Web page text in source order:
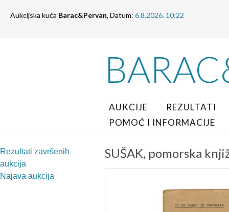
Aukcijska kuća Barac&Pervan, Datum: 6.8.2026. 10:22
AUKCIJE
REZULTATI
POMOĆ I INFORMACIJE
Rezultati završenih
aukcija
Najava aukcija
SUŠAK, pomorska